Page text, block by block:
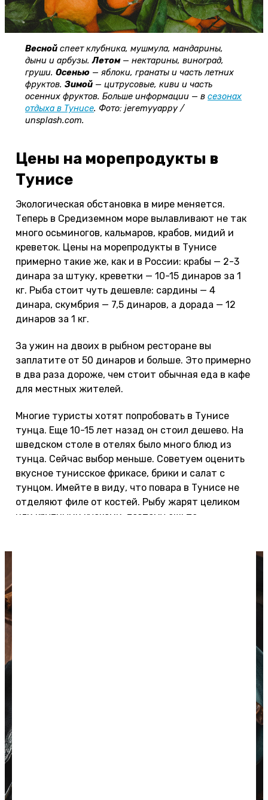
Весной спеет клубника, мушмула, мандарины,
дыни и арбузы.Летом— нектарины, виноград,
груши. Осенью — яблоки, гранаты и часть летних
фруктов. Зимой — цитрусовые, киви и часть
осенних фруктов. Больше информации — в сезонах
отдыха в Тунисе. Фото: jeremyyappy /
unsplash.com.
Цены на морепродукты в
Тунисе
Экологическая обстановка в мире меняется.
Теперь в Средиземном море вылавливают не так
много осьминогов, кальмаров, крабов, мидий и
креветок. Цены на морепродукты в Тунисе
примерно такие же, как и в России: крабы — 2-3
динара за штуку, креветки — 10-15 динаров за 1
кг. Рыба стоит чуть дешевле: сардины — 4
динара, скумбрия — 7,5 динаров, а дорада — 12
динаров за 1 кг.
За ужин на двоих в рыбном ресторане вы
заплатите от 50 динаров и больше. Это примерно
в два раза дороже, чем стоит обычная еда в кафе
для местных жителей.
Многие туристы хотят попробовать в Тунисе
тунца. Еще 10-15 лет назад он стоил дешево. На
шведском столе в отелях было много блюд из
тунца. Сейчас выбор меньше. Советуем оценить
вкусное тунисское фрикасе, брики и салат с
тунцом. Имейте в виду, что повара в Тунисе не
отделяют филе от костей. Рыбу жарят целиком
или крупными кусками, поэтому ешьте